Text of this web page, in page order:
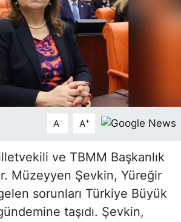
A- A+
ve TBMM Başkanlık
Müzeyyen Şevkin, Yüreğir
sorunları Türkiye Büyük
taşıdı. Şevkin,